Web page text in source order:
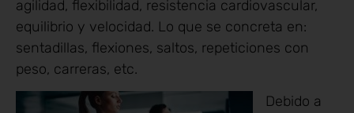
agilidad, flexibilidad, resistencia cardiovascular,
equilibrio y velocidad. Lo que se concreta en:
sentadillas, flexiones, saltos, repeticiones con
peso, carreras, etc.
Debido a